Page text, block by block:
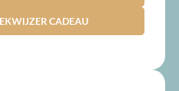
CADEAU